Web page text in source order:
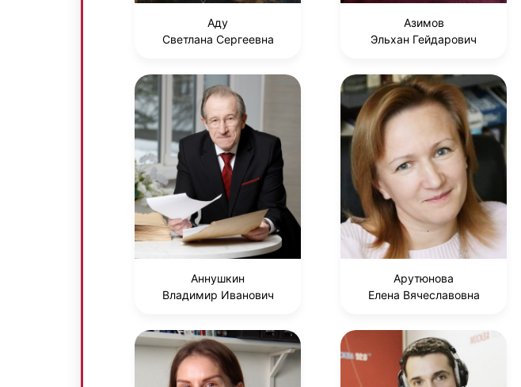
Аду
Светлана Сергеевна
Азимов
Эльхан Гейдарович
Аннушкин
Владимир Иванович
Арутюнова
Елена Вячеславовна